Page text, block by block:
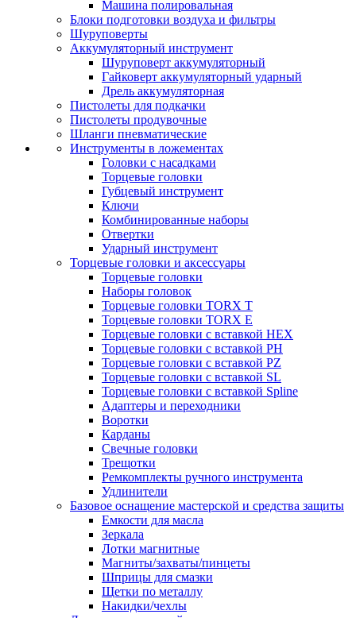
Машина полировальная
Блоки подготовки воздуха и фильтры
Шуруповерты
Аккумуляторный инструмент
Шуруповерт аккумуляторный
Гайковерт аккумуляторный ударный
Дрель аккумуляторная
Пистолеты для подкачки
Пистолеты продувочные
Шланги пневматические
Инструменты в ложементах
Головки с насадками
Торцевые головки
Губцевый инструмент
Ключи
Комбинированные наборы
Отвертки
Ударный инструмент
Торцевые головки и аксессуары
Торцевые головки
Наборы головок
Торцевые головки TORX T
Торцевые головки TORX Е
Торцевые головки с вставкой HEX
Торцевые головки с вставкой PH
Торцевые головки с вставкой PZ
Торцевые головки с вставкой SL
Торцевые головки с вставкой Spline
Адаптеры и переходники
Воротки
Карданы
Свечные головки
Трещотки
Ремкомплекты ручного инструмента
Удлинители
Базовое оснащение мастерской и средства защиты
Емкости для масла
Зеркала
Лотки магнитные
Магниты/захваты/пинцеты
Шприцы для смазки
Щетки по металлу
Накидки/чехлы